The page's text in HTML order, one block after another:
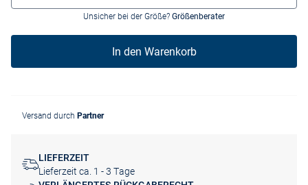
Unsicher bei der Größe? Größenberater
In den Warenkorb
Versand durch Partner
LIEFERZEIT
Lieferzeit ca. 1 - 3 Tage